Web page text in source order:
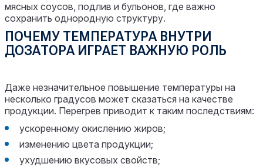
мясных соусов, подлив и бульонов, где важно
сохранить однородную структуру.
ПОЧЕМУ ТЕМПЕРАТУРА ВНУТРИ
ДОЗАТОРА ИГРАЕТ ВАЖНУЮ РОЛЬ
Даже незначительное повышение температуры на
несколько градусов может сказаться на качестве
продукции. Перегрев приводит к таким последствиям:
ускоренному окислению жиров;
изменению цвета продукции;
ухудшению вкусовых свойств;